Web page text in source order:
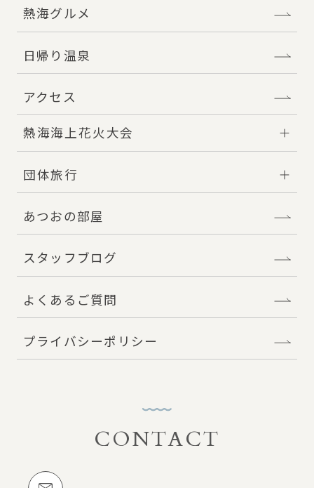
熱海グルメ
日帰り温泉
アクセス
熱海海上花火大会
団体旅行
あつおの部屋
スタッフブログ
よくあるご質問
プライバシーポリシー
お問い合わせCONTACT
メールでのお問い合わせ